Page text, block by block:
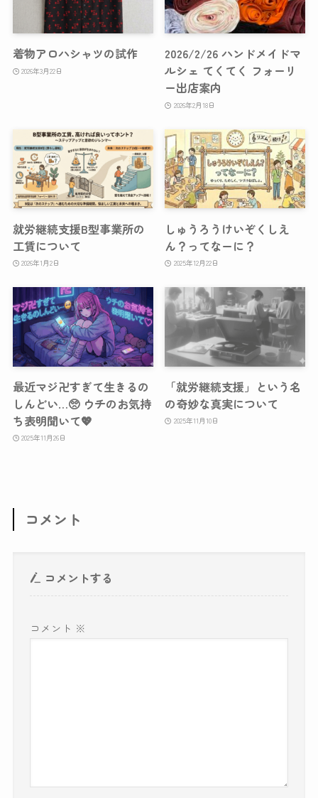
着物アロハシャツの試作
2026年3月22日
2026/2/26 ハンドメイドマ
ルシェ てくてく フォーリ
ー出店案内
2026年2月18日
就労継続支援B型事業所の
工賃について
2026年1月2日
しゅうろうけいぞくしえ
ん？ってなーに？
2025年12月22日
最近マジ卍すぎて生きるの
しんどい…🥺 ウチのお気持
ち表明聞いて💖
2025年11月26日
「就労継続支援」という名
の奇妙な真実について
2025年11月10日
コメント
コメントする
コメント ※